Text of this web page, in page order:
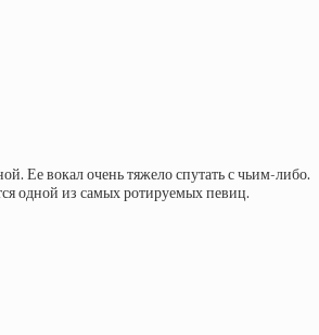
Ее вокал очень тяжело спутать с чьим-либо.
одной из самых ротируемых певиц.